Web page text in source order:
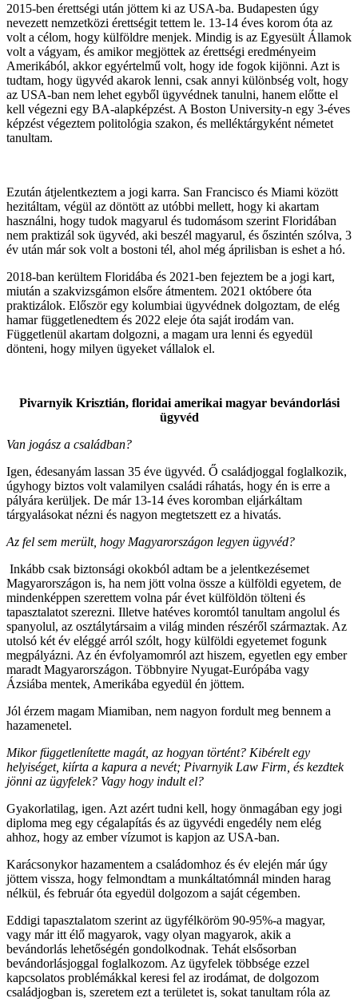
2015-ben érettségi után jöttem ki az USA-ba. Budapesten úgy
nevezett nemzetközi érettségit tettem le. 13-14 éves korom óta az
volt a célom, hogy külföldre menjek. Mindig is az Egyesült Államok
volt a vágyam, és amikor megjöttek az érettségi eredményeim
Amerikából, akkor egyértelmű volt, hogy ide fogok kijönni. Azt is
tudtam, hogy ügyvéd akarok lenni, csak annyi különbség volt, hogy
az USA-ban nem lehet egyből ügyvédnek tanulni, hanem előtte el
kell végezni egy BA-alapképzést. A Boston University-n egy 3-éves
képzést végeztem politológia szakon, és melléktárgyként németet
tanultam.
Ezután átjelentkeztem a jogi karra. San Francisco és Miami között
hezitáltam, végül az döntött az utóbbi mellett, hogy ki akartam
használni, hogy tudok magyarul és tudomásom szerint Floridában
nem praktizál sok ügyvéd, aki beszél magyarul, és őszintén szólva, 3
év után már sok volt a bostoni tél, ahol még áprilisban is eshet a hó.
2018-ban kerültem Floridába és 2021-ben fejeztem be a jogi kart,
miután a szakvizsgámon elsőre átmentem. 2021 októbere óta
praktizálok. Először egy kolumbiai ügyvédnek dolgoztam, de elég
hamar függetlenedtem és 2022 eleje óta saját irodám van.
Függetlenül akartam dolgozni, a magam ura lenni és egyedül
dönteni, hogy milyen ügyeket vállalok el.
Pivarnyik Krisztián, floridai amerikai magyar bevándorlási
ügyvéd
Van jogász a családban?
Igen, édesanyám lassan 35 éve ügyvéd. Ő családjoggal foglalkozik,
úgyhogy biztos volt valamilyen családi ráhatás, hogy én is erre a
pályára kerüljek. De már 13-14 éves koromban eljárkáltam
tárgyalásokat nézni és nagyon megtetszett ez a hivatás.
Az fel sem merült, hogy Magyarországon legyen ügyvéd?
Inkább csak biztonsági okokból adtam be a jelentkezésemet
Magyarországon is, ha nem jött volna össze a külföldi egyetem, de
mindenképpen szerettem volna pár évet külföldön tölteni és
tapasztalatot szerezni. Illetve hatéves koromtól tanultam angolul és
spanyolul, az osztálytársaim a világ minden részéről származtak. Az
utolsó két év eléggé arról szólt, hogy külföldi egyetemet fogunk
megpályázni. Az én évfolyamomról azt hiszem, egyetlen egy ember
maradt Magyarországon. Többnyire Nyugat-Európába vagy
Ázsiába mentek, Amerikába egyedül én jöttem.
Jól érzem magam Miamiban, nem nagyon fordult meg bennem a
hazamenetel.
Mikor függetlenítette magát, az hogyan történt? Kibérelt egy
helyiséget, kiírta a kapura a nevét; Pivarnyik Law Firm, és kezdtek
jönni az ügyfelek? Vagy hogy indult el?
Gyakorlatilag, igen. Azt azért tudni kell, hogy önmagában egy jogi
diploma meg egy cégalapítás és az ügyvédi engedély nem elég
ahhoz, hogy az ember vízumot is kapjon az USA-ban.
Karácsonykor hazamentem a családomhoz és év elején már úgy
jöttem vissza, hogy felmondtam a munkáltatómnál minden harag
nélkül, és február óta egyedül dolgozom a saját cégemben.
Eddigi tapasztalatom szerint az ügyfélköröm 90-95%-a magyar,
vagy már itt élő magyarok, vagy olyan magyarok, akik a
bevándorlás lehetőségén gondolkodnak. Tehát elsősorban
bevándorlásjoggal foglalkozom. Az ügyfelek többsége ezzel
kapcsolatos problémákkal keresi fel az irodámat, de dolgozom
családjogban is, szeretem ezt a területet is, sokat tanultam róla az